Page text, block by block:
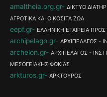
amaltheia.org.gr
ΔΙΚΤΥΟ
ΑΓΡΟΤΙΚΑ ΚΑΙ ΟΙΚΟΣΙΤΑ ΖΩΑ
eepf.gr ΕΛΛΗΝΙΚΗ ΕΤΑΙΡΕΙΑ
archipelago.gr ΑΡΧΙΠΕΛΑΓΟΣ -
archelon.gr
ΑΡΧΙΠΕΛΑΓΟΣ -
ΜΕΣΟΓΕΙΑΚΗΣ ΦΩΚΙΑΣ
arkturos.gr ΑΡΚΤΟΥΡΟΣ